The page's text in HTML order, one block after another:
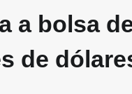
a bolsa
de